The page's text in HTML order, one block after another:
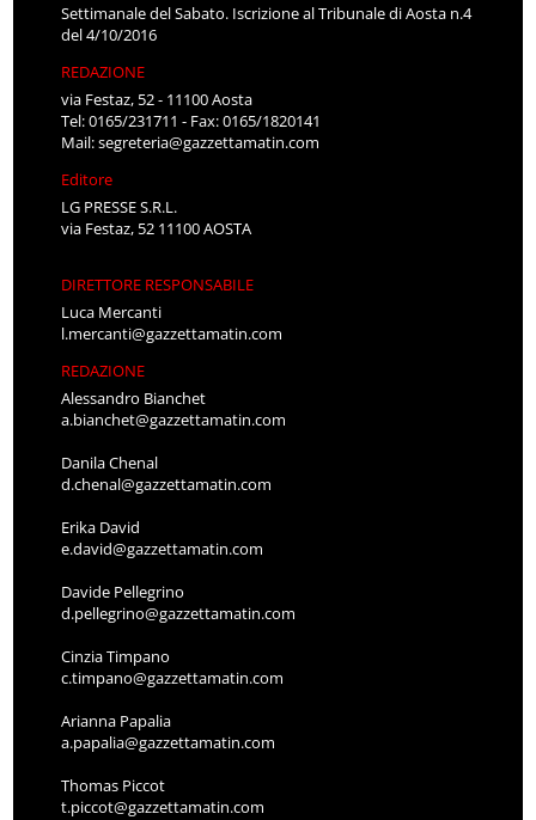
Settimanale del Sabato. Iscrizione al Tribunale di Aosta n.4
del 4/10/2016
REDAZIONE
via Festaz, 52 - 11100 Aosta
Tel: 0165/231711 - Fax: 0165/1820141
Mail:segreteria@gazzettamatin.com
Editore
LG PRESSE S.R.L.
via Festaz, 52 11100 AOSTA
DIRETTORE RESPONSABILE
Luca Mercanti
l.mercanti@gazzettamatin.com
REDAZIONE
Alessandro Bianchet
a.bianchet@gazzettamatin.com
Danila Chenal
d.chenal@gazzettamatin.com
Erika David
e.david@gazzettamatin.com
Davide Pellegrino
d.pellegrino@gazzettamatin.com
Cinzia Timpano
c.timpano@gazzettamatin.com
Arianna Papalia
a.papalia@gazzettamatin.com
Thomas Piccot
t.piccot@gazzettamatin.com